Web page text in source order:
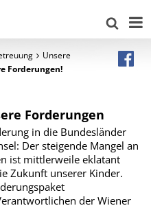
Unsere
Forderungen!
Forderungen
in die Bundesländer
Der steigende Mangel an
ist mittlerweile eklatant
Zukunft unserer Kinder.
der Wiener